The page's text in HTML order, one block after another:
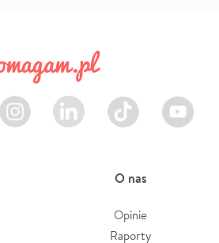
Instagram LinkedIn TikTok Youtube
O nas
Opinie
Raporty